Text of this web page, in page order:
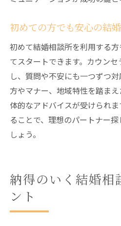
初めての方でも安心の結
初めて結婚相談所を利用する
てスタートできます。カウン
し、質問や不安にも一つずつ
方やマナー、地域特性を踏ま
体的なアドバイスが受けられ
ることで、理想のパートナー
しょう。
納得のいく結婚相
ント